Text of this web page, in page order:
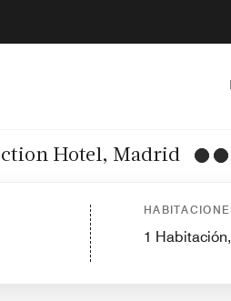
Hotel, Madrid
1 Habitación,
Suites Servicios